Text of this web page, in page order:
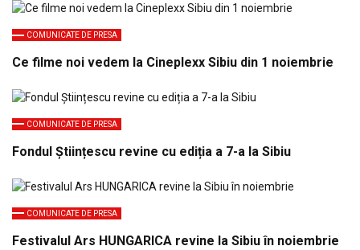
COMUNICATE DE PRESA
Ce filme noi vedem la Cineplexx Sibiu din 1 noiembrie
COMUNICATE DE PRESA
Fondul Științescu revine cu ediția a 7-a la Sibiu
COMUNICATE DE PRESA
Festivalul Ars HUNGARICA revine la Sibiu în noiembrie